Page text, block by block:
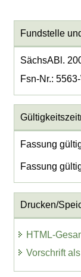
Fundstelle
SächsABl.
Fsn-Nr.:
Fassung
Fassung
Drucken/
HTML-
Vorschrift